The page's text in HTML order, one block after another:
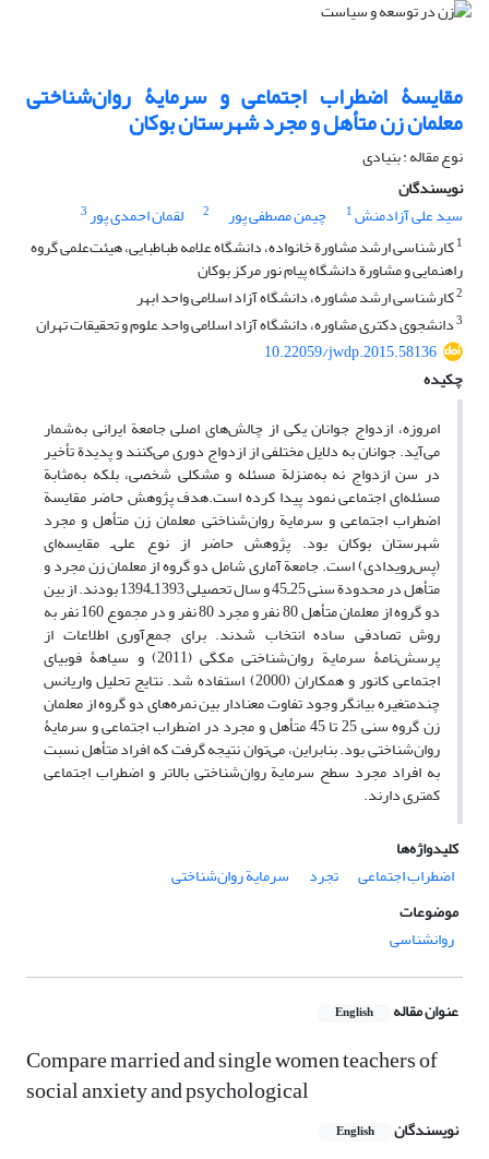
مقایسۀ اضطراب اجتماعی و سرمایۀ روان‌شناختی
معلمان زن متأهل و مجرد شهرستان بوکان
نوع مقاله : بنیادی
نویسندگان
سید علی آزادمنش1 چیمن مصطفی پور 2 لقمان احمدی پور3
1کارشناسی ارشد مشاورة خانواده، دانشگاه علامه طباطبایی، هیئت‌علمی گروه
راهنمایی و مشاورة دانشگاه پیام نور مرکز بوکان
2کارشناسی ارشد مشاوره، دانشگاه آزاد اسلامی واحد ابهر
3دانشجوی دکتری مشاوره، دانشگاه آزاد اسلامی واحد علوم و تحقیقات تهران
10.22059/jwdp.2015.58136
چکیده
امروزه، ازدواج جوانان یکی از چالش‌های اصلی جامعة ایرانی به‌شمار
می‌آید. جوانان به دلایل مختلفی از ازدواج دوری می‌کنند و پدیدة تأخیر
در سن ازدواج نه به‌منزلة مسئله و مشکلی شخصی، بلکه به‌مثابة
مسئله‌ای اجتماعی نمود پیدا کرده است.هدف پژوهش حاضر مقایسة
اضطراب اجتماعی و سرمایة روان‌شناختی معلمان زن متأهل و مجرد
شهرستان بوکان بود. پژوهش حاضر از نوع علی‌ـ مقایسه‌ای
(پس‌رویدادی) است. جامعة آماری شامل دو گروه از معلمان زن مجرد و
متأهل در محدودة سنی 25ـ45 و سال تحصیلی 1393ـ1394 بودند. از بین
دو گروه از معلمان متأهل 80 نفر و مجرد 80 نفر و در مجموع 160 نفر به
روش تصادفی ساده انتخاب شدند. برای جمع‌آوری اطلاعات از
پرسش‌نامۀ سرمایة روان‌شناختی مک‏گی (2011) و سیاهۀ فوبیای
اجتماعی کانور و همکاران (2000) استفاده شد. نتایج تحلیل واریانس
چند‌متغیره بیانگر وجود تفاوت معنادار بین نمره‌های دو گروه از معلمان
زن گروه سنی 25 تا 45 متأهل و مجرد در اضطراب اجتماعی و سرمایۀ
روان‌شناختی بود. بنابراین، می‌توان نتیجه گرفت که افراد متأهل نسبت
به افراد مجرد سطح سرمایة روان‌شناختی بالاتر و اضطراب اجتماعی
کمتری دارند.
کلیدواژه‌ها
اضطراب اجتماعی
تجرد
سرمایة روان‌شناختی
موضوعات
روانشناسی
عنوان مقاله English
Compare married and single women teachers of
social anxiety and psychological
نویسندگان English